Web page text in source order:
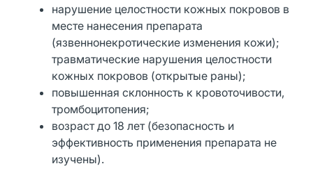
нарушение целостности кожных покровов в
месте нанесения препарата
(язвеннонекротические изменения кожи);
травматические нарушения целостности
кожных покровов (открытые раны);
повышенная склонность к кровоточивости,
тромбоцитопения;
возраст до 18 лет (безопасность и
эффективность применения препарата не
изучены).